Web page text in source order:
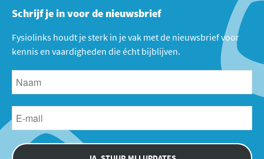
Schrijf je in voor de nieuwsbrief
Fysiolinks houdt je sterk in je vak met de nieuwsbrief voor
kennis en vaardigheden die écht bijblijven.